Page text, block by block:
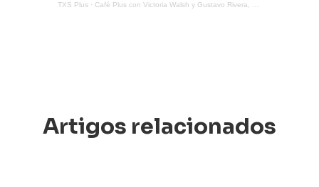
TXS Plus· Café Plus con Victoria Walsh y Gustavo Rivera, 3 de junio del 2026.
Artigos relacionados